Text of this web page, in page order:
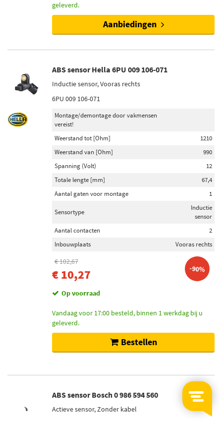
geleverd.
Aanbiedingen
ABS sensor Hella 6PU 009 106-071
Inductie sensor, Vooras rechts
6PU 009 106-071
Montage/demontage door vakmensen
vereist!
Weerstand tot [Ohm]
1210
Weerstand van [Ohm]
990
Spanning (Volt)
12
Totale lengte [mm]
67,4
Aantal gaten voor montage
1
Sensortype
Inductie
sensor
Aantal contacten
2
Inbouwplaats
Vooras rechts
€ 102,67
€ 10,27 -90%
Op voorraad
Vandaag voor 17:00 besteld, binnen 1 werkdag bij u
geleverd.
Bestellen
ABS sensor Bosch 0 986 594 560
Actieve sensor, Zonder kabel